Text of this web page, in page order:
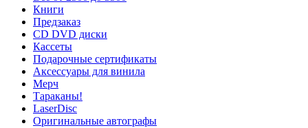
Книги
Предзаказ
CD DVD диски
Кассеты
Подарочные сертификаты
Аксессуары для винила
Мерч
Тараканы!
LaserDisc
Оригинальные автографы